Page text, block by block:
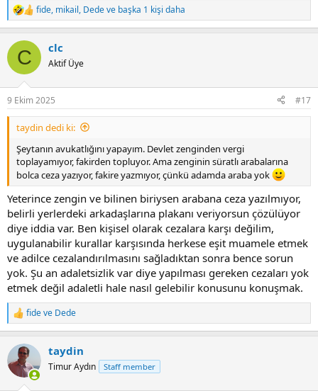
R
e
c
i
s
:
fide, mikail, Dedeve başka 1 kişi daha
C clc
Aktif Üye
9 Ekim 2025 #17
taydin dedi ki:
Şeytanın avukatlığını yapayım. Devlet zenginden vergi
toplayamıyor, fakirden topluyor. Ama zenginin süratlı arabalarına
bolca ceza yazıyor, fakire yazmıyor, çünkü adamda araba yok
Yeterince zengin ve bilinen biriysen arabana ceza yazılmıyor,
belirli yerlerdeki arkadaşlarına plakanı veriyorsun çözülüyor
diye iddia var. Ben kişisel olarak cezalara karşı değilim,
uygulanabilir kurallar karşısında herkese eşit muamele etmek
ve adilce cezalandırılmasını sağladıktan sonra bence sorun
yok. Şu an adaletsizlik var diye yapılması gereken cezaları yok
etmek değil adaletli hale nasıl gelebilir konusunu konuşmak.
R
e
c
t
i
fideve Dede
taydin
Timur Aydın Staff member